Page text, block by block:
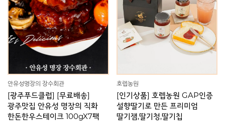
안유성명장의 장수회관
[광주푸드클럽] [무료배송]
광주맛집 안유성 명장의 직화
한돈한우스테이크 100gX7팩
호렙농원
[인기상품] 호렙농원 GAP인증
설향딸기로 만든 프리미엄
딸기잼,딸기청,딸기칩